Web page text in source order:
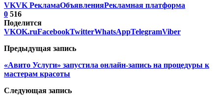
VKVK РекламаОбъявленияРекламная платформа
0 516
Поделится
VKOK.ruFacebookTwitterWhatsAppTelegramViber
Предыдущая запись
«Авито Услуги» запустила онлайн-запись на процедуры к
мастерам красоты
Следующая запись